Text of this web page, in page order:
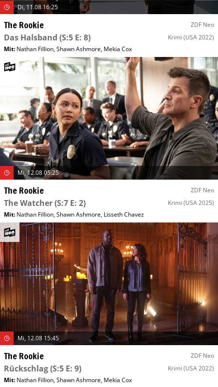
Di, 11.08 16:25
The Rookie ZDF Neo
Das Halsband (S:5 E: 8) Krimi (USA 2022)
Mit: Nathan Fillion,Shawn Ashmore, Mekia Cox
Mi, 12.08 05:25
The Rookie ZDF Neo
The Watcher(S:7 E: 2) Krimi (USA 2025)
Mit: Nathan Fillion,Shawn Ashmore, Lisseth Chavez
Mi, 12.08 15:45
The Rookie ZDF Neo
Rückschlag(S:5 E: 9) Krimi (USA 2022)
Mit: Nathan Fillion,Shawn Ashmore, Mekia Cox